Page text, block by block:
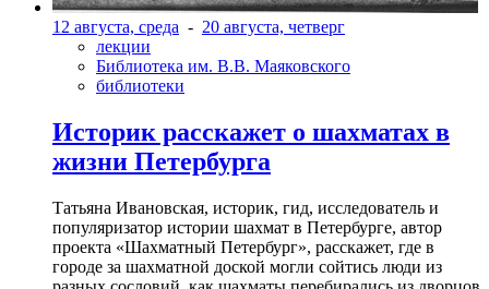
12 августа, среда - 20 августа, четверг
лекции
Библиотека им. В.В. Маяковского
библиотеки
Историк расскажет о шахматах в
жизни Петербурга
Татьяна Ивановская, историк, гид, исследователь и
популяризатор истории шахмат в Петербурге, автор
проекта «Шахматный Петербург», расскажет, где в
городе за шахматной доской могли сойтись люди из